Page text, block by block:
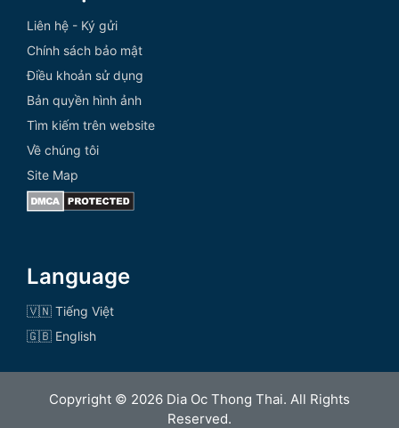
Liên hệ - Ký gửi
Chính sách bảo mật
Điều khoản sử dụng
Bản quyền hình ảnh
Tìm kiếm trên website
Về chúng tôi
Site Map
Language
🇻🇳 Tiếng Việt
🇬🇧 English
Copyright © 2026 Dia Oc Thong Thai. All Rights
Reserved.